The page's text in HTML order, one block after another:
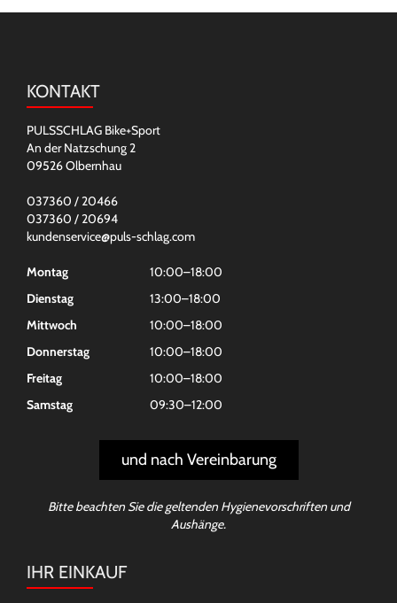
KONTAKT
PULSSCHLAG Bike+Sport
An der Natzschung 2
09526 Olbernhau
037360 / 20466
037360 / 20694
kundenservice@puls-schlag.com
Montag
10:00–18:00
Dienstag
13:00–18:00
Mittwoch
10:00–18:00
Donnerstag
10:00–18:00
Freitag
10:00–18:00
Samstag
09:30–12:00
und nach Vereinbarung
Bitte beachten Sie die geltenden Hygienevorschriften und
Aushänge.
IHR EINKAUF